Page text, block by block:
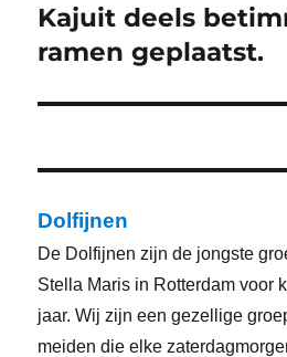
Volgend
bericht:
Kajuit deels
ramen geplaatst.
Dolfijnen
De Dolfijnen zijn de jongste
Stella Maris in Rotterdam voor
jaar. Wij zijn een gezellige
meiden die elke